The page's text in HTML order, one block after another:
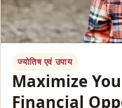
ज्योतिष एवं उपाय
Maximize
Financial